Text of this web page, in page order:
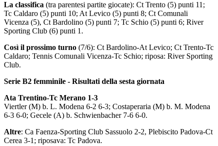
La classifica (tra parentesi partite giocate): Ct Trento (5) punti 11;
Tc Caldaro (5) punti 10; At Levico (5) punti 8; Ct Comunali
Vicenza (5), Ct Bardolino (5) punti 7; Tc Schio (5) punti 6; River
Sporting Club (6) punti 1.
Così il prossimo turno (7/6): Ct Bardolino-At Levico; Ct Trento-Tc
Caldaro; Tennis Comunali Vicenza-Tc Schio; riposa: River Sporting
Club.
Serie B2 femminile - Risultati della sesta giornata
Ata Trentino-Tc Merano 1-3
Viertler (M) b. L. Modena 6-2 6-3; Costaperaria (M) b. M. Modena
6-3 6-0; Gecele (A) b. Schwienbacher 7-6 6-0.
Altre: Ca Faenza-Sporting Club Sassuolo 2-2, Plebiscito Padova-Ct
Cerea 3-1; riposava: Tc Padova.